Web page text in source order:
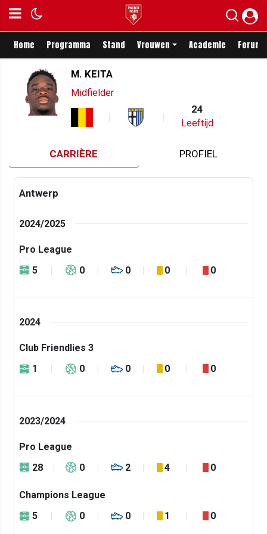
Home Programma Stand Vrouwen Academie Forum
M. KEITA
Midfielder
24
Leeftijd
CARRIÈRE PROFIEL
Antwerp
2024/2025
Pro League
5
0 0 0 0
2024
Club Friendlies 3
1
0 0 0 0
2023/2024
Pro League
28
0 2 4 0
Champions League
5
0 0 1 0